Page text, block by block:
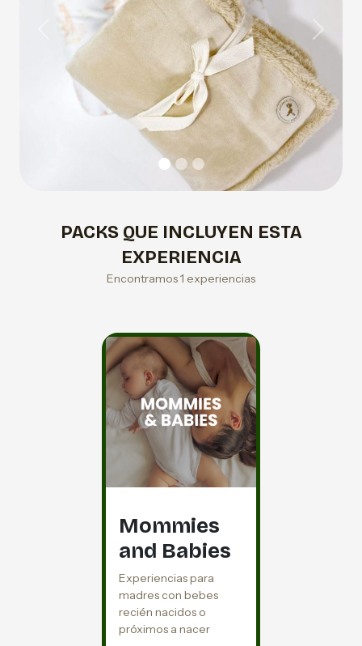
Previous Next
PACKS QUE INCLUYEN ESTA
EXPERIENCIA
Encontramos 1 experiencias
Mommies
and Babies
Experiencias para
madres con bebes
recién nacidos o
próximos a nacer